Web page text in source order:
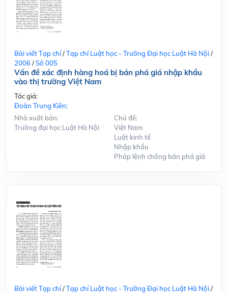
Bài viết Tạp chí/Tạp chí Luật học - Trường Đại học Luật Hà Nội/
2006/Số 005
Vấn đề xác định hàng hoá bị bán phá giá nhập khẩu
vào thị trường Việt Nam
Tác giả:
Đoàn Trung Kiên;
Nhà xuất bản:
Trường đại học Luật Hà Nội
Chủ đề:
Việt Nam
Luật kinh tế
Nhập khẩu
Pháp lệnh chống bán phá giá
Bài viết Tạp chí/Tạp chí Luật học - Trường Đại học Luật Hà Nội/